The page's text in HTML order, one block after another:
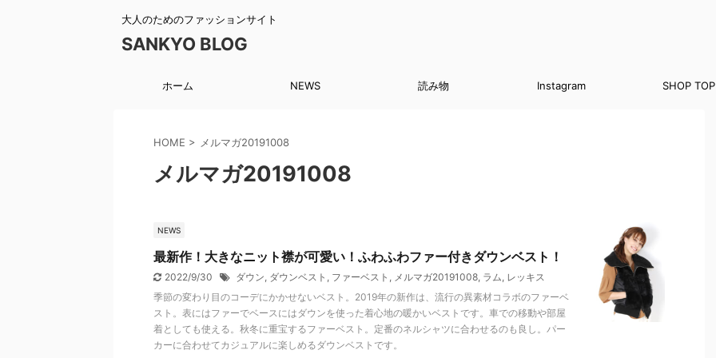
大人のためのファッションサイト
SANKYO BLOG
ホーム NEWS 読み物 Instagram SHOP TOP
HOME > メルマガ20191008
メルマガ20191008
NEWS
最新作！大きなニット襟が可愛い！ふわふわファー付きダウンベスト！
2022/9/30 ダウン, ダウンベスト , ファーベスト , メルマガ20191008, ラム, レッキス
季節の変わり目のコーデにかかせないベスト。2019年の新作は、流行の異素材コラボのファーベ
スト。表にはファーでベースにはダウンを使った着心地の暖かいベストです。車での移動や部屋
着としても使える。秋冬に重宝するファーベスト。定番のネルシャツに合わせるのも良し。パー
カーに合わせてカジュアルに楽しめるダウンベストです。